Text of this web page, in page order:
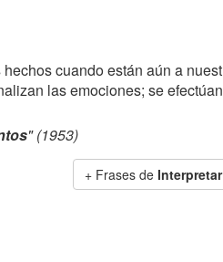
cuando están aún a
las emociones; se
" (1953)
+ Frases de Interpretar